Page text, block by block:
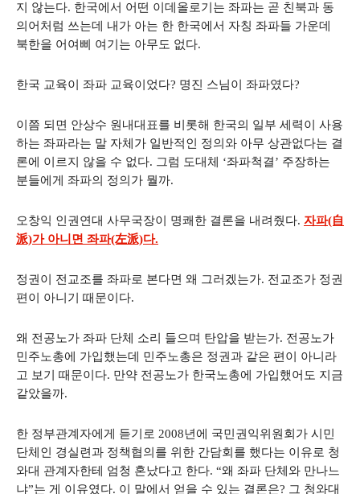
지 않는다. 한국에서 어떤 이데올로기는 좌파는 곧 친북과 동
의어처럼 쓰는데 내가 아는 한 한국에서 자칭 좌파들 가운데
북한을 어여삐 여기는 아무도 없다.
한국 교육이 좌파 교육이었다? 명진 스님이 좌파였다?
이쯤 되면 안상수 원내대표를 비롯해 한국의 일부 세력이 사용
하는 좌파라는 말 자체가 일반적인 정의와 아무 상관없다는 결
론에 이르지 않을 수 없다. 그럼 도대체 ‘좌파척결’ 주장하는
분들에게 좌파의 정의가 뭘까.
오창익 인권연대 사무국장이 명쾌한 결론을 내려줬다. 자파(自
派)가 아니면 좌파(左派)다.
정권이 전교조를 좌파로 본다면 왜 그러겠는가. 전교조가 정권
편이 아니기 때문이다.
왜 전공노가 좌파 단체 소리 들으며 탄압을 받는가. 전공노가
민주노총에 가입했는데 민주노총은 정권과 같은 편이 아니라
고 보기 때문이다. 만약 전공노가 한국노총에 가입했어도 지금
같았을까.
한 정부관계자에게 듣기로 2008년에 국민권익위원회가 시민
단체인 경실련과 정책협의를 위한 간담회를 했다는 이유로 청
와대 관계자한테 엄청 혼났다고 한다. “왜 좌파 단체와 만나느
냐”는 게 이유였다. 이 말에서 얻을 수 있는 결론은? 그 청와대